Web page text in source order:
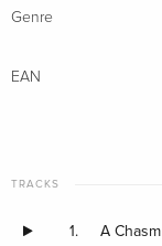
Genre
EAN
TRACKS
1. A Chasm